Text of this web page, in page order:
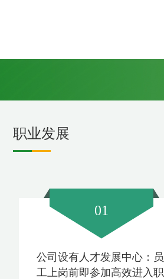
职业发展
01
公司设有人才发展中心：员
工上岗前即参加高效进入职